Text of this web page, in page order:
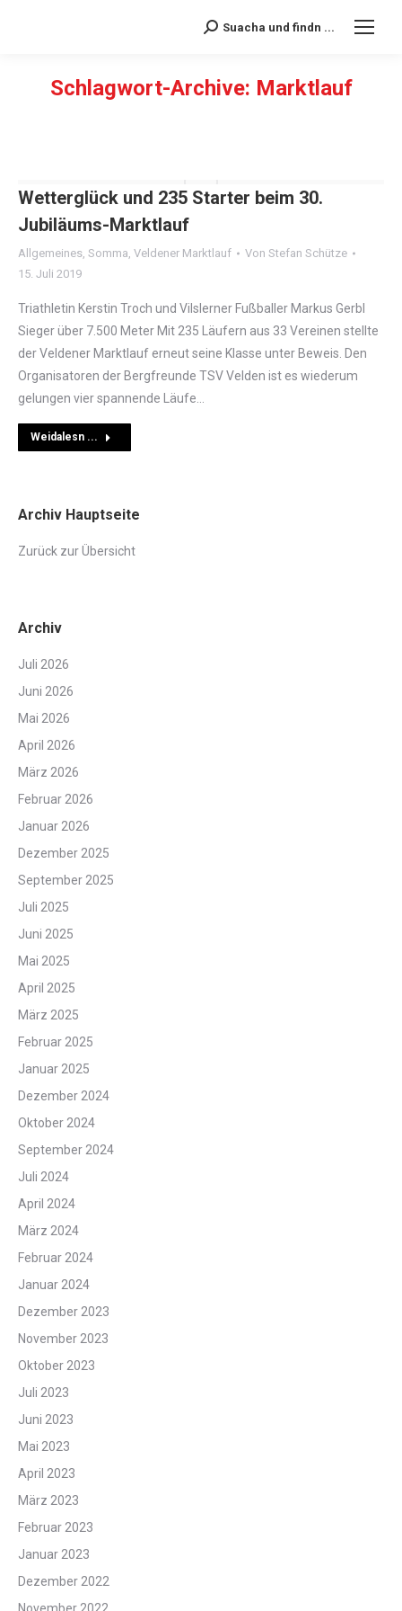
Search:Suacha und findn ...
Schlagwort-Archive: Marktlauf
Wetterglück und 235 Starter beim 30.
Jubiläums-Marktlauf
Allgemeines, Somma, Veldener Marktlauf Von Stefan Schütze
15. Juli 2019
Triathletin Kerstin Troch und Vilslerner Fußballer Markus Gerbl
Sieger über 7.500 Meter Mit 235 Läufern aus 33 Vereinen stellte
der Veldener Marktlauf erneut seine Klasse unter Beweis. Den
Organisatoren der Bergfreunde TSV Velden ist es wiederum
gelungen vier spannende Läufe…
Weidalesn ...
Archiv Hauptseite
Zurück zur Übersicht
Archiv
Juli 2026
Juni 2026
Mai 2026
April 2026
März 2026
Februar 2026
Januar 2026
Dezember 2025
September 2025
Juli 2025
Juni 2025
Mai 2025
April 2025
März 2025
Februar 2025
Januar 2025
Dezember 2024
Oktober 2024
September 2024
Juli 2024
April 2024
März 2024
Februar 2024
Januar 2024
Dezember 2023
November 2023
Oktober 2023
Juli 2023
Juni 2023
Mai 2023
April 2023
März 2023
Februar 2023
Januar 2023
Dezember 2022